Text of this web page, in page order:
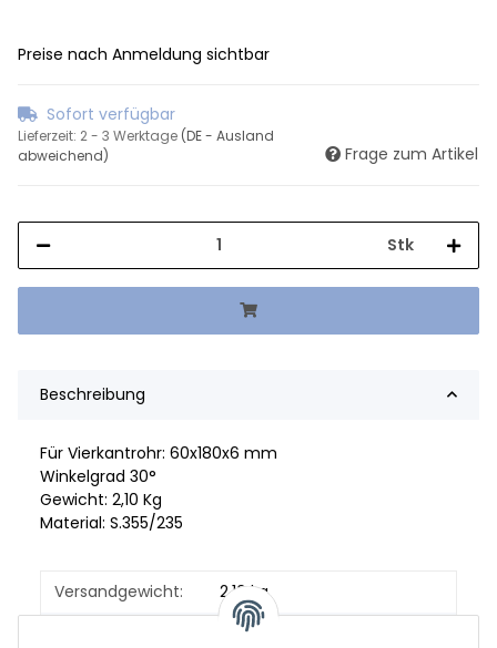
Preise nach Anmeldung sichtbar
Sofort verfügbar
Lieferzeit: 2 - 3 Werktage (DE - Ausland
abweichend)
Frage zum Artikel
Stk
Beschreibung
Für Vierkantrohr: 60x180x6 mm
Winkelgrad 30°
Gewicht: 2,10 Kg
Material: S.355/235
Versandgewicht:
2,10 kg
2,10 kg